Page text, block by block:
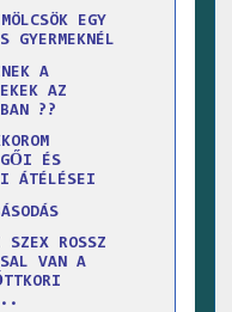
EGY
GYERMEKNÉL
A
AZ
??
ÉS
ÁTÉLÉSEI
ROSSZ
VAN A